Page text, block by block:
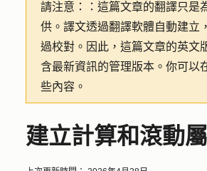
請注意：
：這篇文章的翻譯只是
供。譯文透過翻譯軟體自動建立
過校對。因此，這篇文章的英文
含最新資訊的管理版本。你可以
些內容。
建立計算和滾動